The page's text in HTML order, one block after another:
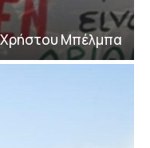
Χρήστου Μπέλμπα